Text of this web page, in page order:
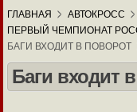
ГЛАВНАЯ АВТОКРОСС
ПЕРВЫЙ ЧЕМПИОНАТ
БАГИ ВХОДИТ В ПОВОРОТ
Баги входит